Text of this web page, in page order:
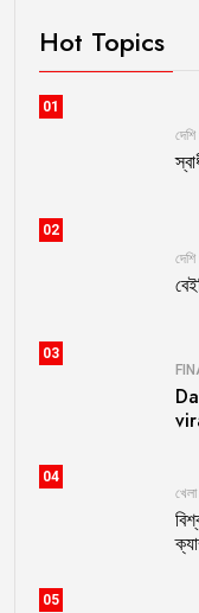
Hot Topics
01
02
03
04
খেলা
05